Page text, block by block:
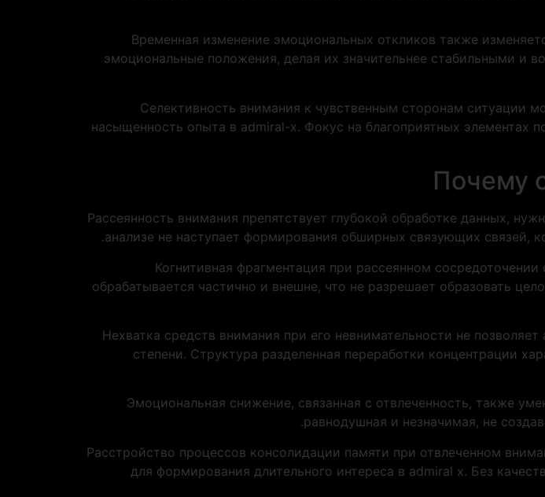
Временная изменение эмоциональных откликов также
эмоциональные положения, делая их значительнее стабильными и
Селективность внимания к чувственным сторонам
насыщенность опыта в admiral-x. Фокус на благоприятных
Почему
Рассеянность внимания препятствует глубокой обработке данных,
анализе не наступает формирования обширных связующих связей,
Когнитивная фрагментация при рассеянном
обрабатывается частично и внешне, что не разрешает образовать
Нехватка средств внимания при его невнимательности не
степени. Структура разделенная переработки концентрации
Эмоциональная снижение, связанная с отвлеченность, также
равнодушная и незначимая, не
Расстройство процессов консолидации памяти при отвлеченном
для формирования длительного интереса в admiral x. Без